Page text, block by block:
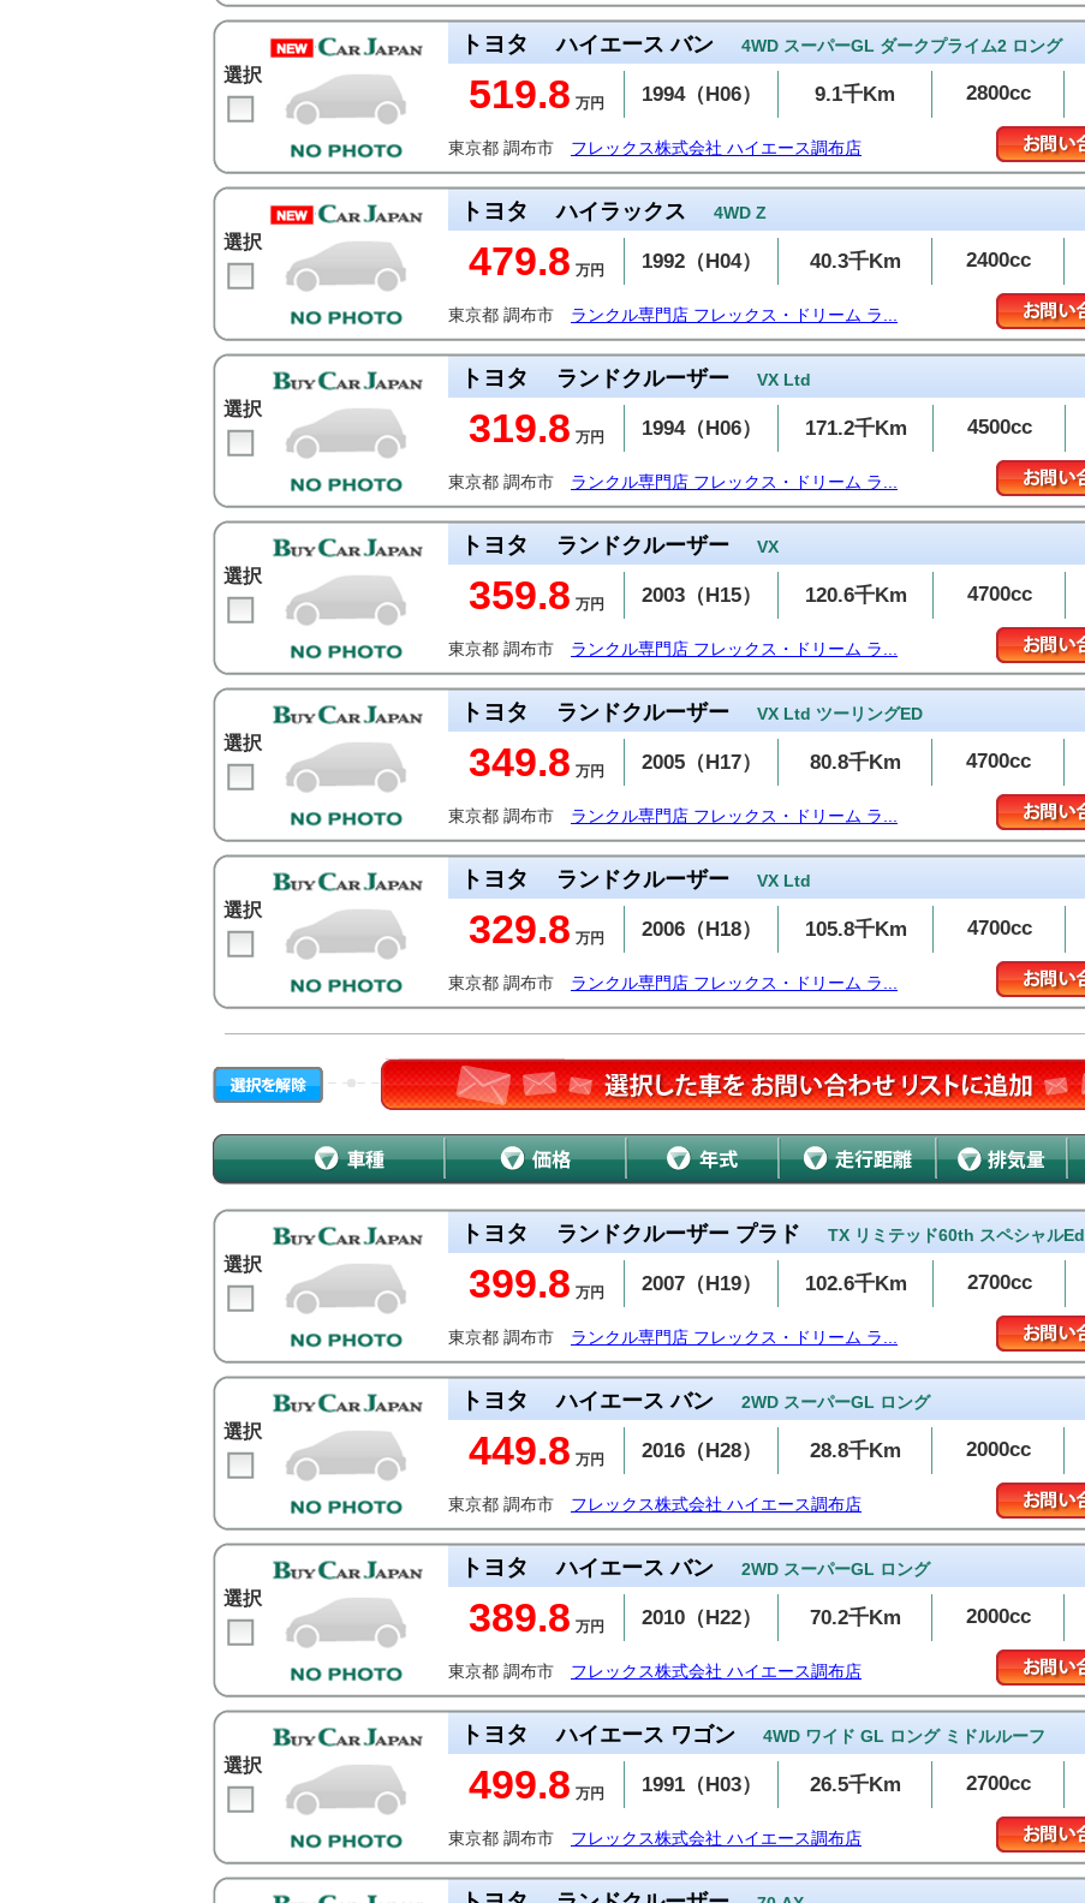
選択
トヨタ ハイエース バン 4WD スーパーGL ダークプライム2 ロング
519.8 万円 1994（H06） 9.1千Km 2800cc
東京都 調布市 フレックス株式会社 ハイエース調布店
選択
トヨタ ハイラックス 4WD Z
479.8 万円 1992（H04） 40.3千Km 2400cc
東京都 調布市 ランクル専門店 フレックス・ドリーム ラ...
選択
トヨタ ランドクルーザー VX Ltd
319.8 万円 1994（H06） 171.2千Km 4500cc
東京都 調布市 ランクル専門店 フレックス・ドリーム ラ...
選択
トヨタ ランドクルーザー VX
359.8 万円 2003（H15） 120.6千Km 4700cc
東京都 調布市 ランクル専門店 フレックス・ドリーム ラ...
選択
トヨタ ランドクルーザー VX Ltd ツーリングED
349.8 万円 2005（H17） 80.8千Km 4700cc
東京都 調布市 ランクル専門店 フレックス・ドリーム ラ...
選択
トヨタ ランドクルーザー VX Ltd
329.8 万円 2006（H18） 105.8千Km 4700cc
東京都 調布市 ランクル専門店 フレックス・ドリーム ラ...
選択
トヨタ ランドクルーザー プラド TX リミテッド60th スペシャルEd
399.8 万円 2007（H19） 102.6千Km 2700cc
東京都 調布市 ランクル専門店 フレックス・ドリーム ラ...
選択
トヨタ ハイエース バン 2WD スーパーGL ロング
449.8 万円 2016（H28） 28.8千Km 2000cc
東京都 調布市 フレックス株式会社 ハイエース調布店
選択
トヨタ ハイエース バン 2WD スーパーGL ロング
389.8 万円 2010（H22） 70.2千Km 2000cc
東京都 調布市 フレックス株式会社 ハイエース調布店
選択
トヨタ ハイエース ワゴン 4WD ワイド GL ロング ミドルルーフ
499.8 万円 1991（H03） 26.5千Km 2700cc
東京都 調布市 フレックス株式会社 ハイエース調布店